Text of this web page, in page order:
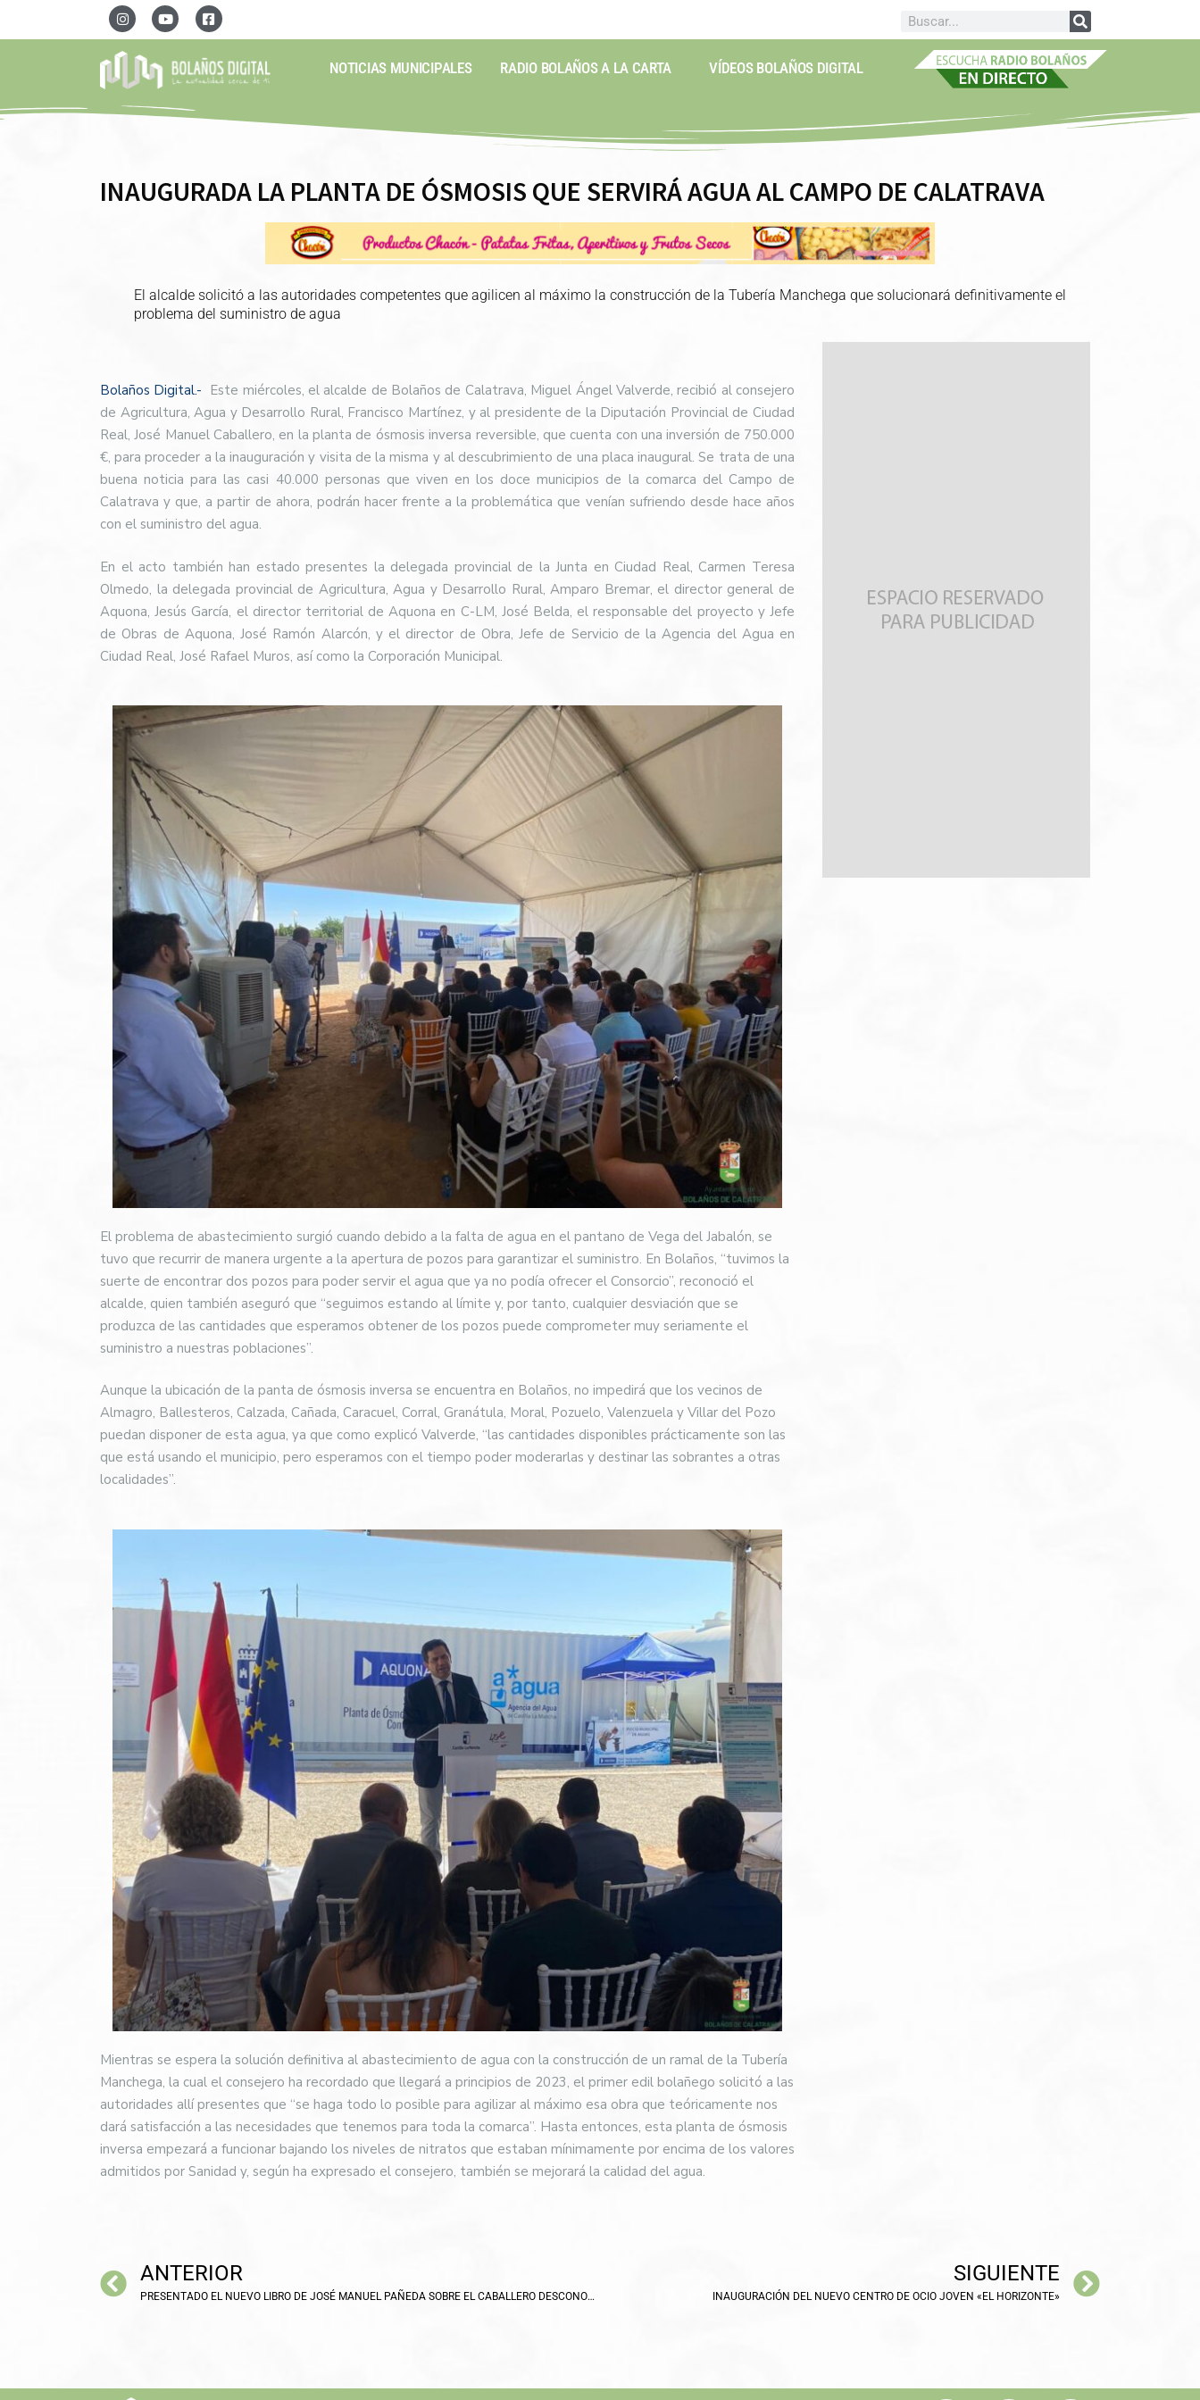
NOTICIAS MUNICIPALES RADIO BOLAÑOS A LA CARTA VÍDEOS BOLAÑOS DIGITAL
INAUGURADA LA PLANTA DE ÓSMOSIS QUE SERVIRÁ AGUA AL CAMPO DE CALATRAVA
El alcalde solicitó a las autoridades competentes que agilicen al máximo la construcción de la Tubería Manchega que solucionará definitivamente el
problema del suministro de agua
Bolaños Digital.- Este miércoles, el alcalde de Bolaños de Calatrava, Miguel Ángel Valverde, recibió al consejero
de Agricultura, Agua y Desarrollo Rural, Francisco Martínez, y al presidente de la Diputación Provincial de Ciudad
Real, José Manuel Caballero, en la planta de ósmosis inversa reversible, que cuenta con una inversión de 750.000
€, para proceder a la inauguración y visita de la misma y al descubrimiento de una placa inaugural. Se trata de una
buena noticia para las casi 40.000 personas que viven en los doce municipios de la comarca del Campo de
Calatrava y que, a partir de ahora, podrán hacer frente a la problemática que venían sufriendo desde hace años
con el suministro del agua.
En el acto también han estado presentes la delegada provincial de la Junta en Ciudad Real, Carmen Teresa
Olmedo, la delegada provincial de Agricultura, Agua y Desarrollo Rural, Amparo Bremar, el director general de
Aquona, Jesús García, el director territorial de Aquona en C-LM, José Belda, el responsable del proyecto y Jefe
de Obras de Aquona, José Ramón Alarcón, y el director de Obra, Jefe de Servicio de la Agencia del Agua en
Ciudad Real, José Rafael Muros, así como la Corporación Municipal.
El problema de abastecimiento surgió cuando debido a la falta de agua en el pantano de Vega del Jabalón, se
tuvo que recurrir de manera urgente a la apertura de pozos para garantizar el suministro. En Bolaños, “tuvimos la
suerte de encontrar dos pozos para poder servir el agua que ya no podía ofrecer el Consorcio”, reconoció el
alcalde, quien también aseguró que “seguimos estando al límite y, por tanto, cualquier desviación que se
produzca de las cantidades que esperamos obtener de los pozos puede comprometer muy seriamente el
suministro a nuestras poblaciones”.
Aunque la ubicación de la panta de ósmosis inversa se encuentra en Bolaños, no impedirá que los vecinos de
Almagro, Ballesteros, Calzada, Cañada, Caracuel, Corral, Granátula, Moral, Pozuelo, Valenzuela y Villar del Pozo
puedan disponer de esta agua, ya que como explicó Valverde, “las cantidades disponibles prácticamente son las
que está usando el municipio, pero esperamos con el tiempo poder moderarlas y destinar las sobrantes a otras
localidades”.
Mientras se espera la solución definitiva al abastecimiento de agua con la construcción de un ramal de la Tubería
Manchega, la cual el consejero ha recordado que llegará a principios de 2023, el primer edil bolañego solicitó a las
autoridades allí presentes que “se haga todo lo posible para agilizar al máximo esa obra que teóricamente nos
dará satisfacción a las necesidades que tenemos para toda la comarca”. Hasta entonces, esta planta de ósmosis
inversa empezará a funcionar bajando los niveles de nitratos que estaban mínimamente por encima de los valores
admitidos por Sanidad y, según ha expresado el consejero, también se mejorará la calidad del agua.
ANTERIOR
PRESENTADO EL NUEVO LIBRO DE JOSÉ MANUEL PAÑEDA SOBRE EL CABALLERO DESCONOCIDO DE LA ORDEN DE CALATRAVA
SIGUIENTE
INAUGURACIÓN DEL NUEVO CENTRO DE OCIO JOVEN «EL HORIZONTE»